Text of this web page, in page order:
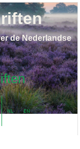
NL EN
de Nederlandse